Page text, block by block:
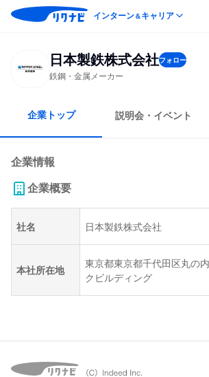
インターン＆キャリア
日本製鉄株式会社フォロー
鉄鋼・金属メーカー
企業トップ 説明会・イベント
企業情報
企業概要
社名 日本製鉄株式会社
本社所在地
東京都東京都千代田区丸の
クビルディング